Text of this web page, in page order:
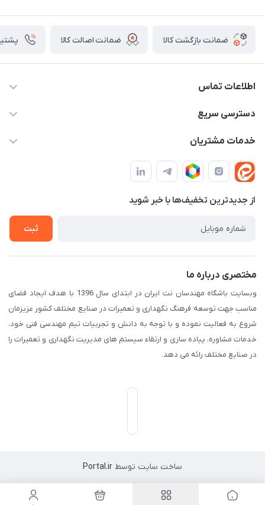
ضمانت بازگشت کالا ضمانت اصالت کالا
اطلاعات تماس
09982430312
دسترسی سریع
حساب کاربری
لیست محصولات
درباره ما
خدمات مشتریان
قوانین و مقررات
حریم خصوصی
راهنما
از جدید‌ترین تخفیف‌ها با‌ خبر شوید
ثبت
مختصری درباره ما
وبسایت باشگاه مهندسان نت ایران در ابتدای سال 1396 با هدف ایجاد فضای
مناسب جهت توسعه فرهنگ نگهداری و تعمیرات در صنایع مختلف کشور عزیزمان
شروع به فعالیت نموده و با توجه به دانش و تجربیات تیم مهندسی فنی خود،
خدمات مشاوره، پیاده سازی و ارتقاء سیستم های مدیریت نگهداری و تعمیرات را
در صنایع مختلف رائه می دهد.
ساخت سایت توسط Portal.ir